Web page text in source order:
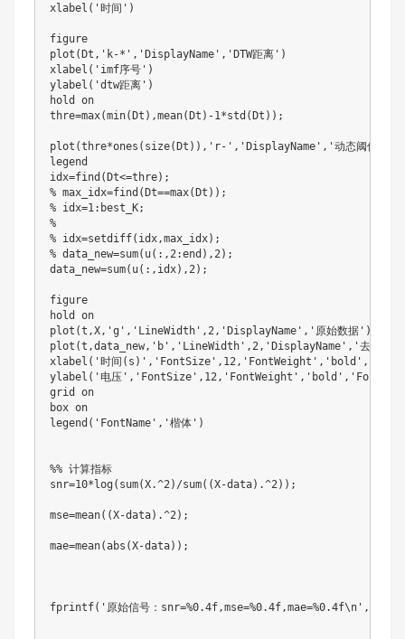
xlabel ( '时间' )
plot (Dt , 'k-*' , 'DisplayName' , 'DTW距离' )
xlabel ( 'imf序号' )
ylabel ( 'dtw距离' )
hold on
thre=max(min(Dt ) ,mean(Dt ) -1 *std (Dt ) ) ;
plot (thre*ones ( size(Dt ) ) , 'r-' , 'DisplayName' , '动态阈值'
legend
idx=find (Dt<=thre) ;
% max_idx=find(Dt==max(Dt));
% idx=1:best_K;
%
% idx=setdiff(idx,max_idx);
% data_new=sum(u(:,2:end),2);
data_new=sum( u( : , idx) , 2 ) ;
figure
plot (t ,X , 'g' , 'LineWidth' , 2 , 'DisplayName' , '原始数据' )
plot (t ,data_new , 'b' , 'LineWidth' , 2 , 'DisplayName' , '去噪后
xlabel ( '时间(s)' , 'FontSize' , 12 , 'FontWeight' , 'bold' ,
ylabel ( '电压' , 'FontSize' , 12 , 'FontWeight' , 'bold' ,
grid on
legend ( 'FontName' , '楷体' )
%% 计算指标
snr=10*log ( sum(X.^2 ) /sum( (X-data) .^2 ) ) ;
mse=mean( (X-data) .^2 ) ;
mae=mean(abs (X-data) ) ;
fprintf( '原始信号：snr=%0.4f,mse=%0.4f,mae=%0.4f\n' ,